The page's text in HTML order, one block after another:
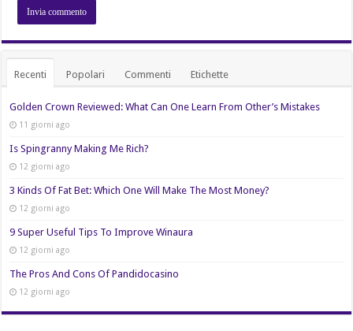
Recenti Popolari Commenti Etichette
Golden Crown Reviewed: What Can One Learn From Other’s Mistakes
11 giorni ago
Is Spingranny Making Me Rich?
12 giorni ago
3 Kinds Of Fat Bet: Which One Will Make The Most Money?
12 giorni ago
9 Super Useful Tips To Improve Winaura
12 giorni ago
The Pros And Cons Of Pandidocasino
12 giorni ago